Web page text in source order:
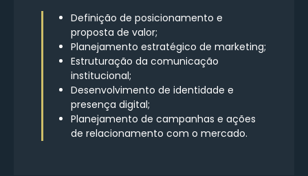
Definição de posicionamento e
proposta de valor;
Planejamento estratégico de marketing;
Estruturação da comunicação
institucional;
Desenvolvimento de identidade e
presença digital;
Planejamento de campanhas e ações
de relacionamento com o mercado.